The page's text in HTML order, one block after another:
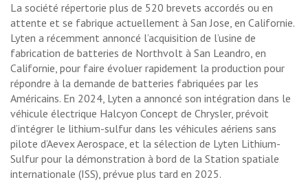
La société répertorie plus de 520 brevets accordés ou en
attente et se fabrique actuellement à San Jose, en Californie.
Lyten a récemment annoncé l’acquisition de l’usine de
fabrication de batteries de Northvolt à San Leandro, en
Californie, pour faire évoluer rapidement la production pour
répondre à la demande de batteries fabriquées par les
Américains. En 2024, Lyten a annoncé son intégration dans le
véhicule électrique Halcyon Concept de Chrysler, prévoit
d’intégrer le lithium-sulfur dans les véhicules aériens sans
pilote d’Aevex Aerospace, et la sélection de Lyten Lithium-
Sulfur pour la démonstration à bord de la Station spatiale
internationale (ISS), prévue plus tard en 2025.